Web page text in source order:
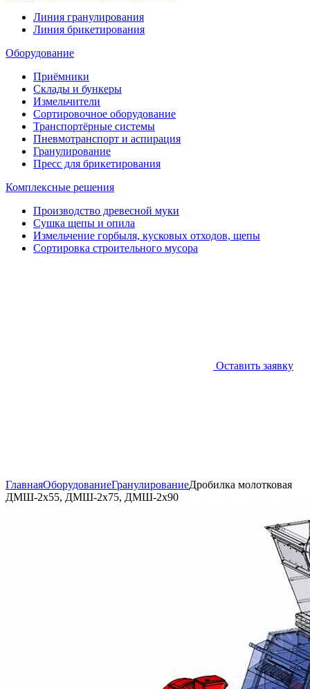
Линия гранулирования
Линия брикетирования
Оборудование
Приёмники
Склады и бункеры
Измельчители
Сортировочное оборудование
Транспортёрные системы
Пневмотранспорт и аспирация
Гранулирование
Пресс для брикетирования
Комплексные решения
Производство древесной муки
Сушка щепы и опила
Измельчение горбыля, кусковых отходов, щепы
Сортировка строительного мусора
Оставить заявку
ГлавнаяОборудованиеГранулированиеДробилка молотковая
ДМШ-2х55, ДМШ-2х75, ДМШ-2х90